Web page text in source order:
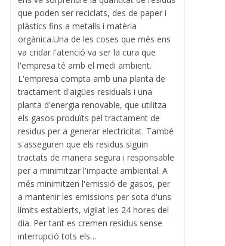
que poden ser reciclats, des de paper i
plàstics fins a metalls i matèria
orgànica.Una de les coses que més ens
va cridar l'atenció va ser la cura que
l'empresa té amb el medi ambient.
L'empresa compta amb una planta de
tractament d'aigües residuals i una
planta d'energia renovable, que utilitza
els gasos produïts pel tractament de
residus per a generar electricitat. També
s'asseguren que els residus siguin
tractats de manera segura i responsable
per a minimitzar l'impacte ambiental. A
més minimitzen l'emissió de gasos, per
a mantenir les emissions per sota d'uns
límits establerts, vigilat les 24 hores del
dia. Per tant es cremen residus sense
interrupció tots els…